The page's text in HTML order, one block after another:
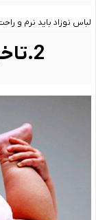
لباس نوزاد باید نرم و
2.تاخیر در تعویض پوشک